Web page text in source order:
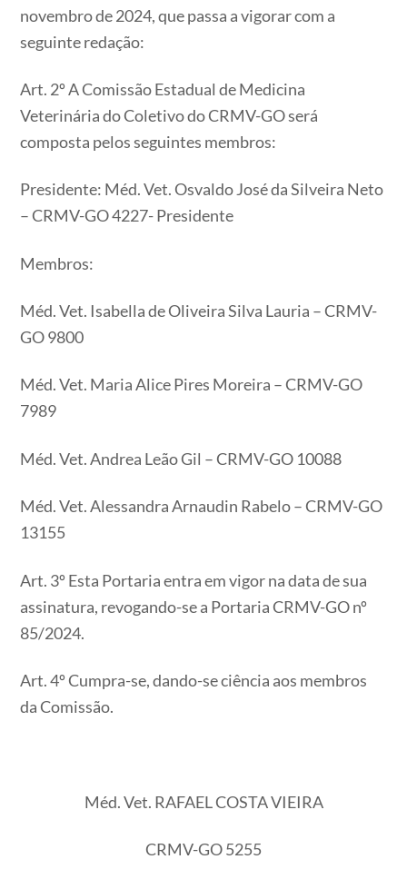
novembro de 2024, que passa a vigorar com a
seguinte redação:
Art. 2º A Comissão Estadual de Medicina
Veterinária do Coletivo do CRMV-GO será
composta pelos seguintes membros:
Presidente: Méd. Vet. Osvaldo José da Silveira Neto
– CRMV-GO 4227- Presidente
Membros:
Méd. Vet. Isabella de Oliveira Silva Lauria – CRMV-
GO 9800
Méd. Vet. Maria Alice Pires Moreira – CRMV-GO
7989
Méd. Vet. Andrea Leão Gil – CRMV-GO 10088
Méd. Vet. Alessandra Arnaudin Rabelo – CRMV-GO
13155
Art. 3º Esta Portaria entra em vigor na data de sua
assinatura, revogando-se a Portaria CRMV-GO nº
85/2024.
Art. 4º Cumpra-se, dando-se ciência aos membros
da Comissão.
Méd. Vet. RAFAEL COSTA VIEIRA
CRMV-GO 5255